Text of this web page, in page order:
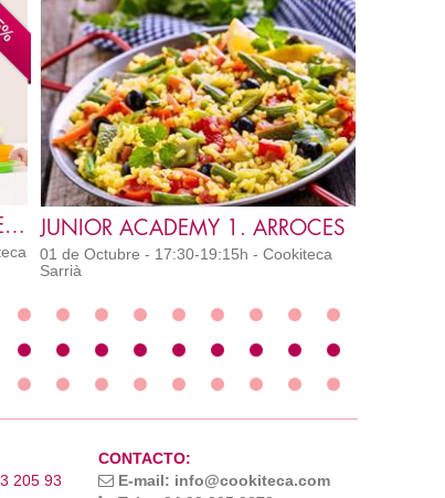
MASTER KIDS CURSO COMPLETO 4T 2026 VALENCIA JUNIOR ACADEMY 1. ARROCES
01 de Octubre - 17:30-19:15h - Cookiteca
Sarrià
205 93
CONTACTO:
E-mail: info@cookiteca.com